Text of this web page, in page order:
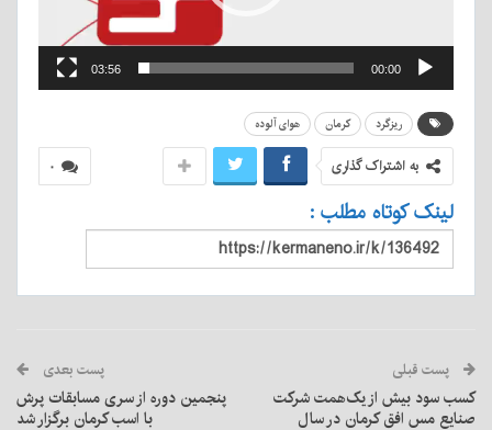
00:00
03:56
ریزگرد کرمان هوای آلوده
۰ به اشتراک گذاری
لینک کوتاه مطلب :
پست قبلی
کسب سود بیش از یک‌همت شرکت
صنایع مس افق کرمان در سال
پست بعدی
پنجمین دوره از سری مسابقات پرش
با اسب کرمان برگزار شد